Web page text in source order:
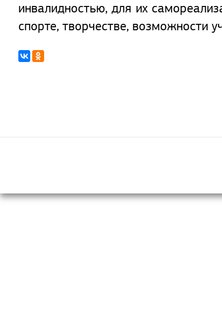
инвалидностью, для их
спорте, творчестве, возможности